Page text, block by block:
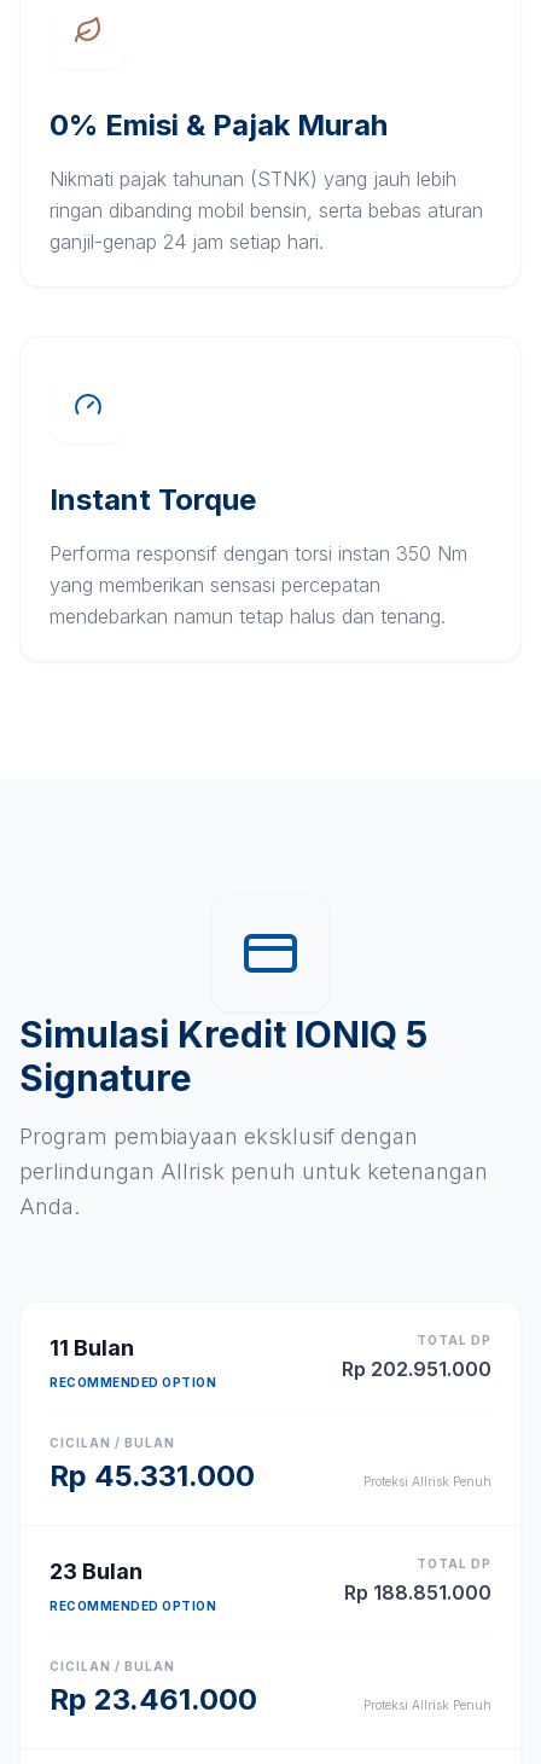
0% Emisi & Pajak Murah
Nikmati pajak tahunan (STNK) yang jauh lebih
ringan dibanding mobil bensin, serta bebas aturan
ganjil-genap 24 jam setiap hari.
Instant Torque
Performa responsif dengan torsi instan 350 Nm
yang memberikan sensasi percepatan
mendebarkan namun tetap halus dan tenang.
Simulasi Kredit IONIQ 5
Signature
Program pembiayaan eksklusif dengan
perlindungan Allrisk penuh untuk ketenangan
Anda.
11 Bulan
RECOMMENDED OPTION
TOTAL DP
Rp 202.951.000
CICILAN / BULAN
Rp 45.331.000 Proteksi Allrisk Penuh
23 Bulan
RECOMMENDED OPTION
TOTAL DP
Rp 188.851.000
CICILAN / BULAN
Rp 23.461.000 Proteksi Allrisk Penuh